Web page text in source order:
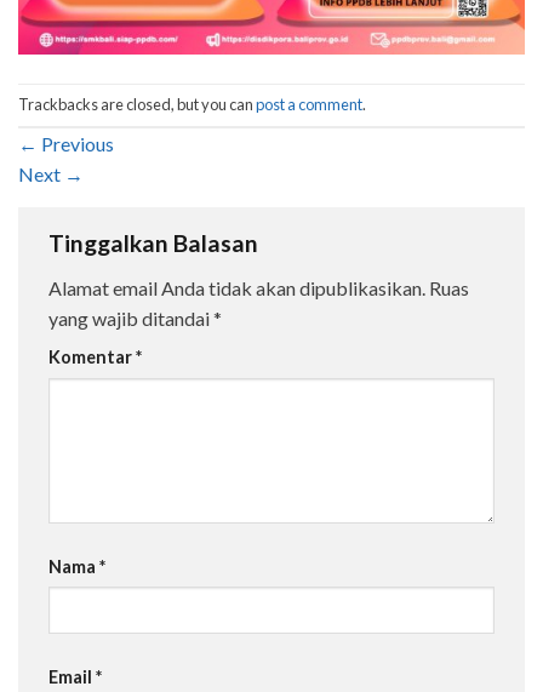
Trackbacks are closed, but you canpost a comment.
← Previous
Next →
Tinggalkan Balasan
Alamat email Anda tidak akan dipublikasikan. Ruas
yang wajib ditandai*
Komentar*
Nama *
Email *